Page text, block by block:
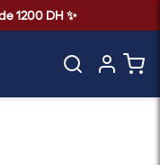
1200 DH ✨